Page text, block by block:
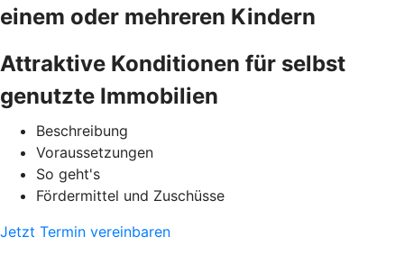
einem oder mehreren Kindern
Attraktive Konditionen für selbst
genutzte Immobilien
Beschreibung
Voraussetzungen
So geht's
Fördermittel und Zuschüsse
Jetzt Termin vereinbaren